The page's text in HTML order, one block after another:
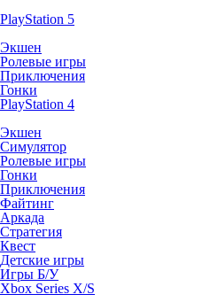
PlayStation 5
Экшен
Ролевые игры
Приключения
Гонки
PlayStation 4
Экшен
Симулятор
Ролевые игры
Гонки
Приключения
Файтинг
Аркада
Стратегия
Квест
Детские игры
Игры Б/У
Xbox Series X/S